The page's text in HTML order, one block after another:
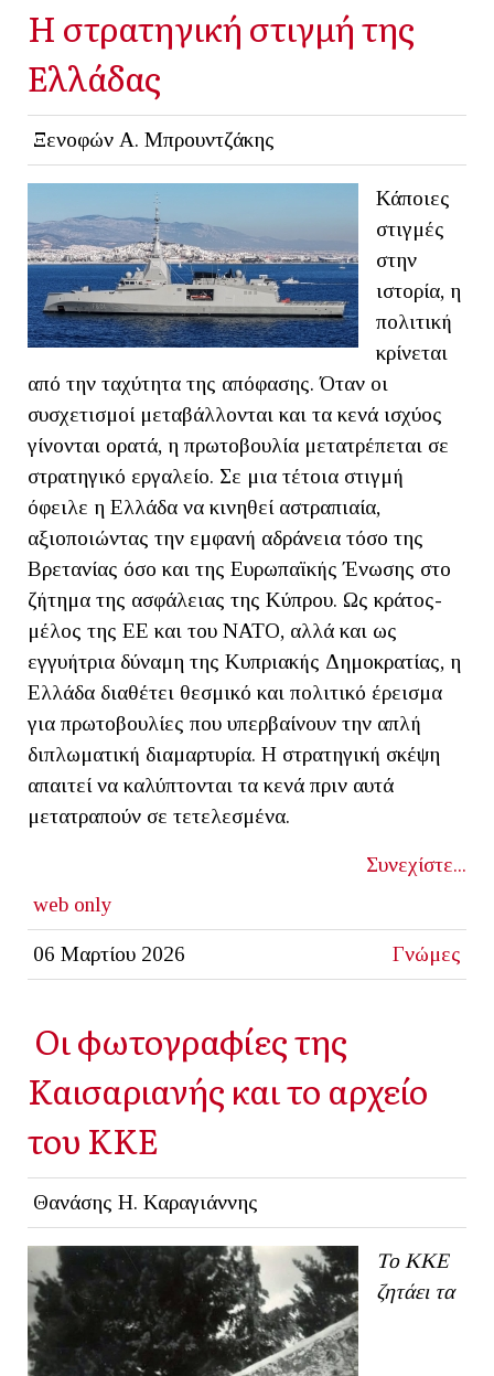
Η στρατηγική στιγμή της
Ελλάδας
Ξενοφών Α. Μπρουντζάκης
Κάποιες
στιγμές
στην
ιστορία, η
πολιτική
κρίνεται
από την ταχύτητα της απόφασης. Όταν οι
συσχετισμοί μεταβάλλονται και τα κενά ισχύος
γίνονται ορατά, η πρωτοβουλία μετατρέπεται σε
στρατηγικό εργαλείο. Σε μια τέτοια στιγμή
όφειλε η Ελλάδα να κινηθεί αστραπιαία,
αξιοποιώντας την εμφανή αδράνεια τόσο της
Βρετανίας όσο και της Ευρωπαϊκής Ένωσης στο
ζήτημα της ασφάλειας της Κύπρου. Ως κράτος-
μέλος της ΕΕ και του ΝΑΤΟ, αλλά και ως
εγγυήτρια δύναμη της Κυπριακής Δημοκρατίας, η
Ελλάδα διαθέτει θεσμικό και πολιτικό έρεισμα
για πρωτοβουλίες που υπερβαίνουν την απλή
διπλωματική διαμαρτυρία. Η στρατηγική σκέψη
απαιτεί να καλύπτονται τα κενά πριν αυτά
μετατραπούν σε τετελεσμένα.
Συνεχίστε...
web only
06 Μαρτίου 2026 Γνώμες
Οι φωτογραφίες της
Καισαριανής και το αρχείο
του ΚΚΕ
Θανάσης Η. Καραγιάννης
Το ΚΚΕ
ζητάει τα